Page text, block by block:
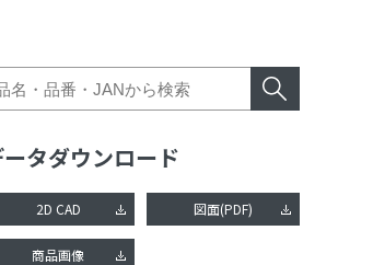
タダウンロード
2D CAD 図面(PDF)
商品画像